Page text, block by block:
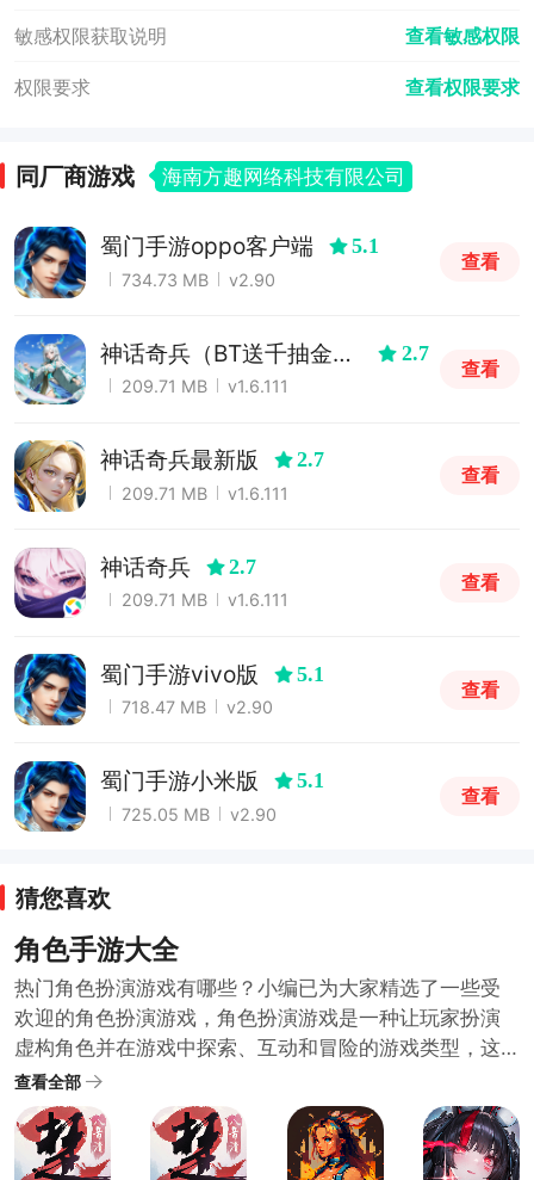
敏感权限获取说明 查看敏感权限
权限要求 查看权限要求
同厂商游戏 海南方趣网络科技有限公司
蜀门手游oppo客户端 5.1
734.73 MB v2.90
查看
神话奇兵（BT送千抽金
将）
2.7
209.71 MB v1.6.111
查看
神话奇兵最新版 2.7
209.71 MB v1.6.111
查看
神话奇兵 2.7
209.71 MB v1.6.111
查看
蜀门手游vivo版 5.1
718.47 MB v2.90
查看
蜀门手游小米版 5.1
725.05 MB v2.90
查看
猜您喜欢
角色手游大全
热门角色扮演游戏有哪些？小编已为大家精选了一些受
欢迎的角色扮演游戏，角色扮演游戏是一种让玩家扮演
虚构角色并在游戏中探索、互动和冒险的游戏类型，这
些游戏通常拥有深入的剧情和复杂的角色发展系统，给
玩家带来身临其境的沉浸式体验，如果你对角色扮演游
戏感兴趣，下面这些游戏值得一试！快来挑选一个开始
你的冒险之旅吧！
查看全部